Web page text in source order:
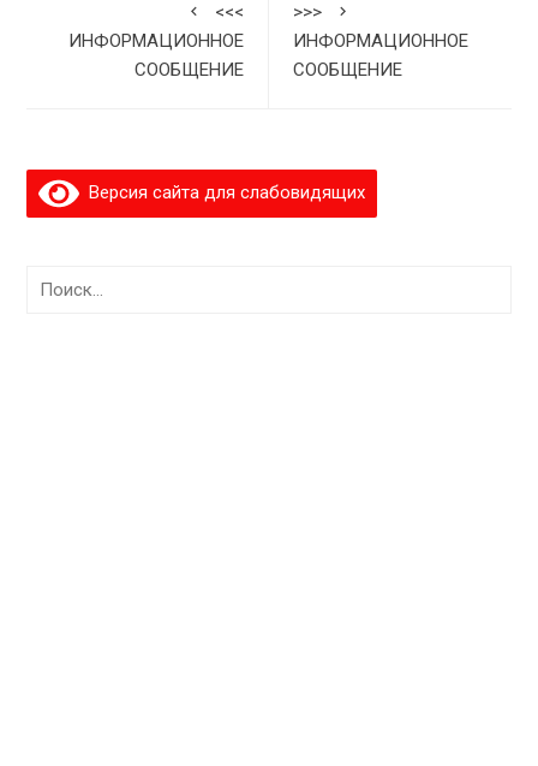
<<<
ИНФОРМАЦИОННОЕ
СООБЩЕНИЕ
>>>
ИНФОРМАЦИОННОЕ
СООБЩЕНИЕ
Версия сайта для слабовидящих
Найти: